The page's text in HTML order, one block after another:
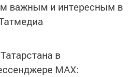
важным и интересным в
в
MАХ: